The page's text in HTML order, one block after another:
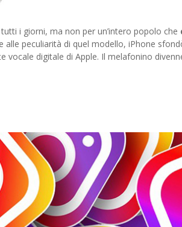
i giorni, ma non per un’intero popolo che
alle peculiarità di quel modello, iPhone
vocale digitale di Apple. Il melafonino